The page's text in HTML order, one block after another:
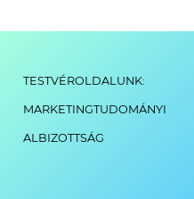
TESTVÉROLDALUNK:
MARKETINGTUDOMÁNYI
ALBIZOTTSÁG